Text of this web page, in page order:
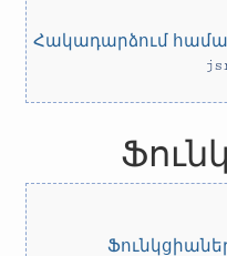
Հակադարձում